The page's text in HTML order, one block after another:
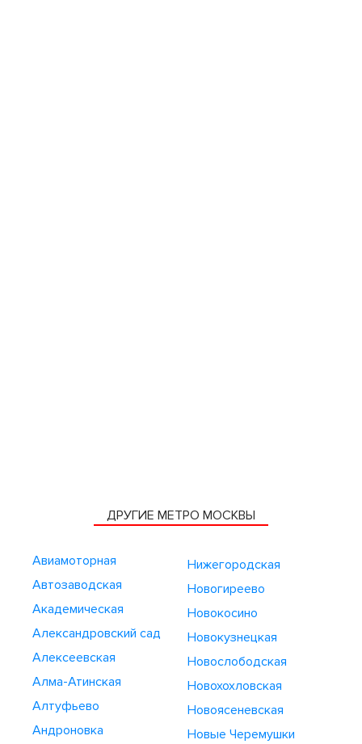
ДРУГИЕ МЕТРО МОСКВЫ
Авиамоторная
Автозаводская
Академическая
Александровский сад
Алексеевская
Алма-Атинская
Алтуфьево
Андроновка
Нижегородская
Новогиреево
Новокосино
Новокузнецкая
Новослободская
Новохохловская
Новоясеневская
Новые Черемушки